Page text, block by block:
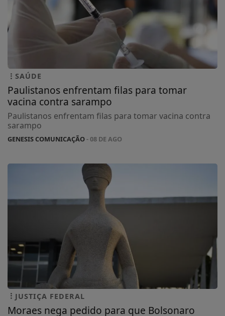
SAÚDE
Paulistanos enfrentam filas para tomar
vacina contra sarampo
Paulistanos enfrentam filas para tomar vacina contra
sarampo
GENESIS COMUNICAÇÃO- 08 DE AGO
JUSTIÇA FEDERAL
Moraes nega pedido para que Bolsonaro